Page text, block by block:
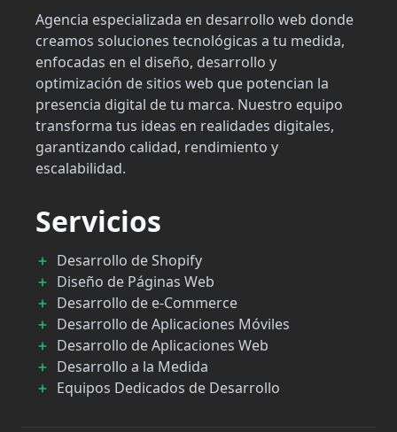
Agencia especializada en desarrollo web donde
creamos soluciones tecnológicas a tu medida,
enfocadas en el diseño, desarrollo y
optimización de sitios web que potencian la
presencia digital de tu marca. Nuestro equipo
transforma tus ideas en realidades digitales,
garantizando calidad, rendimiento y
escalabilidad.
Servicios
Desarrollo de Shopify
Diseño de Páginas Web
Desarrollo de e-Commerce
Desarrollo de Aplicaciones Móviles
Desarrollo de Aplicaciones Web
Desarrollo a la Medida
Equipos Dedicados de Desarrollo